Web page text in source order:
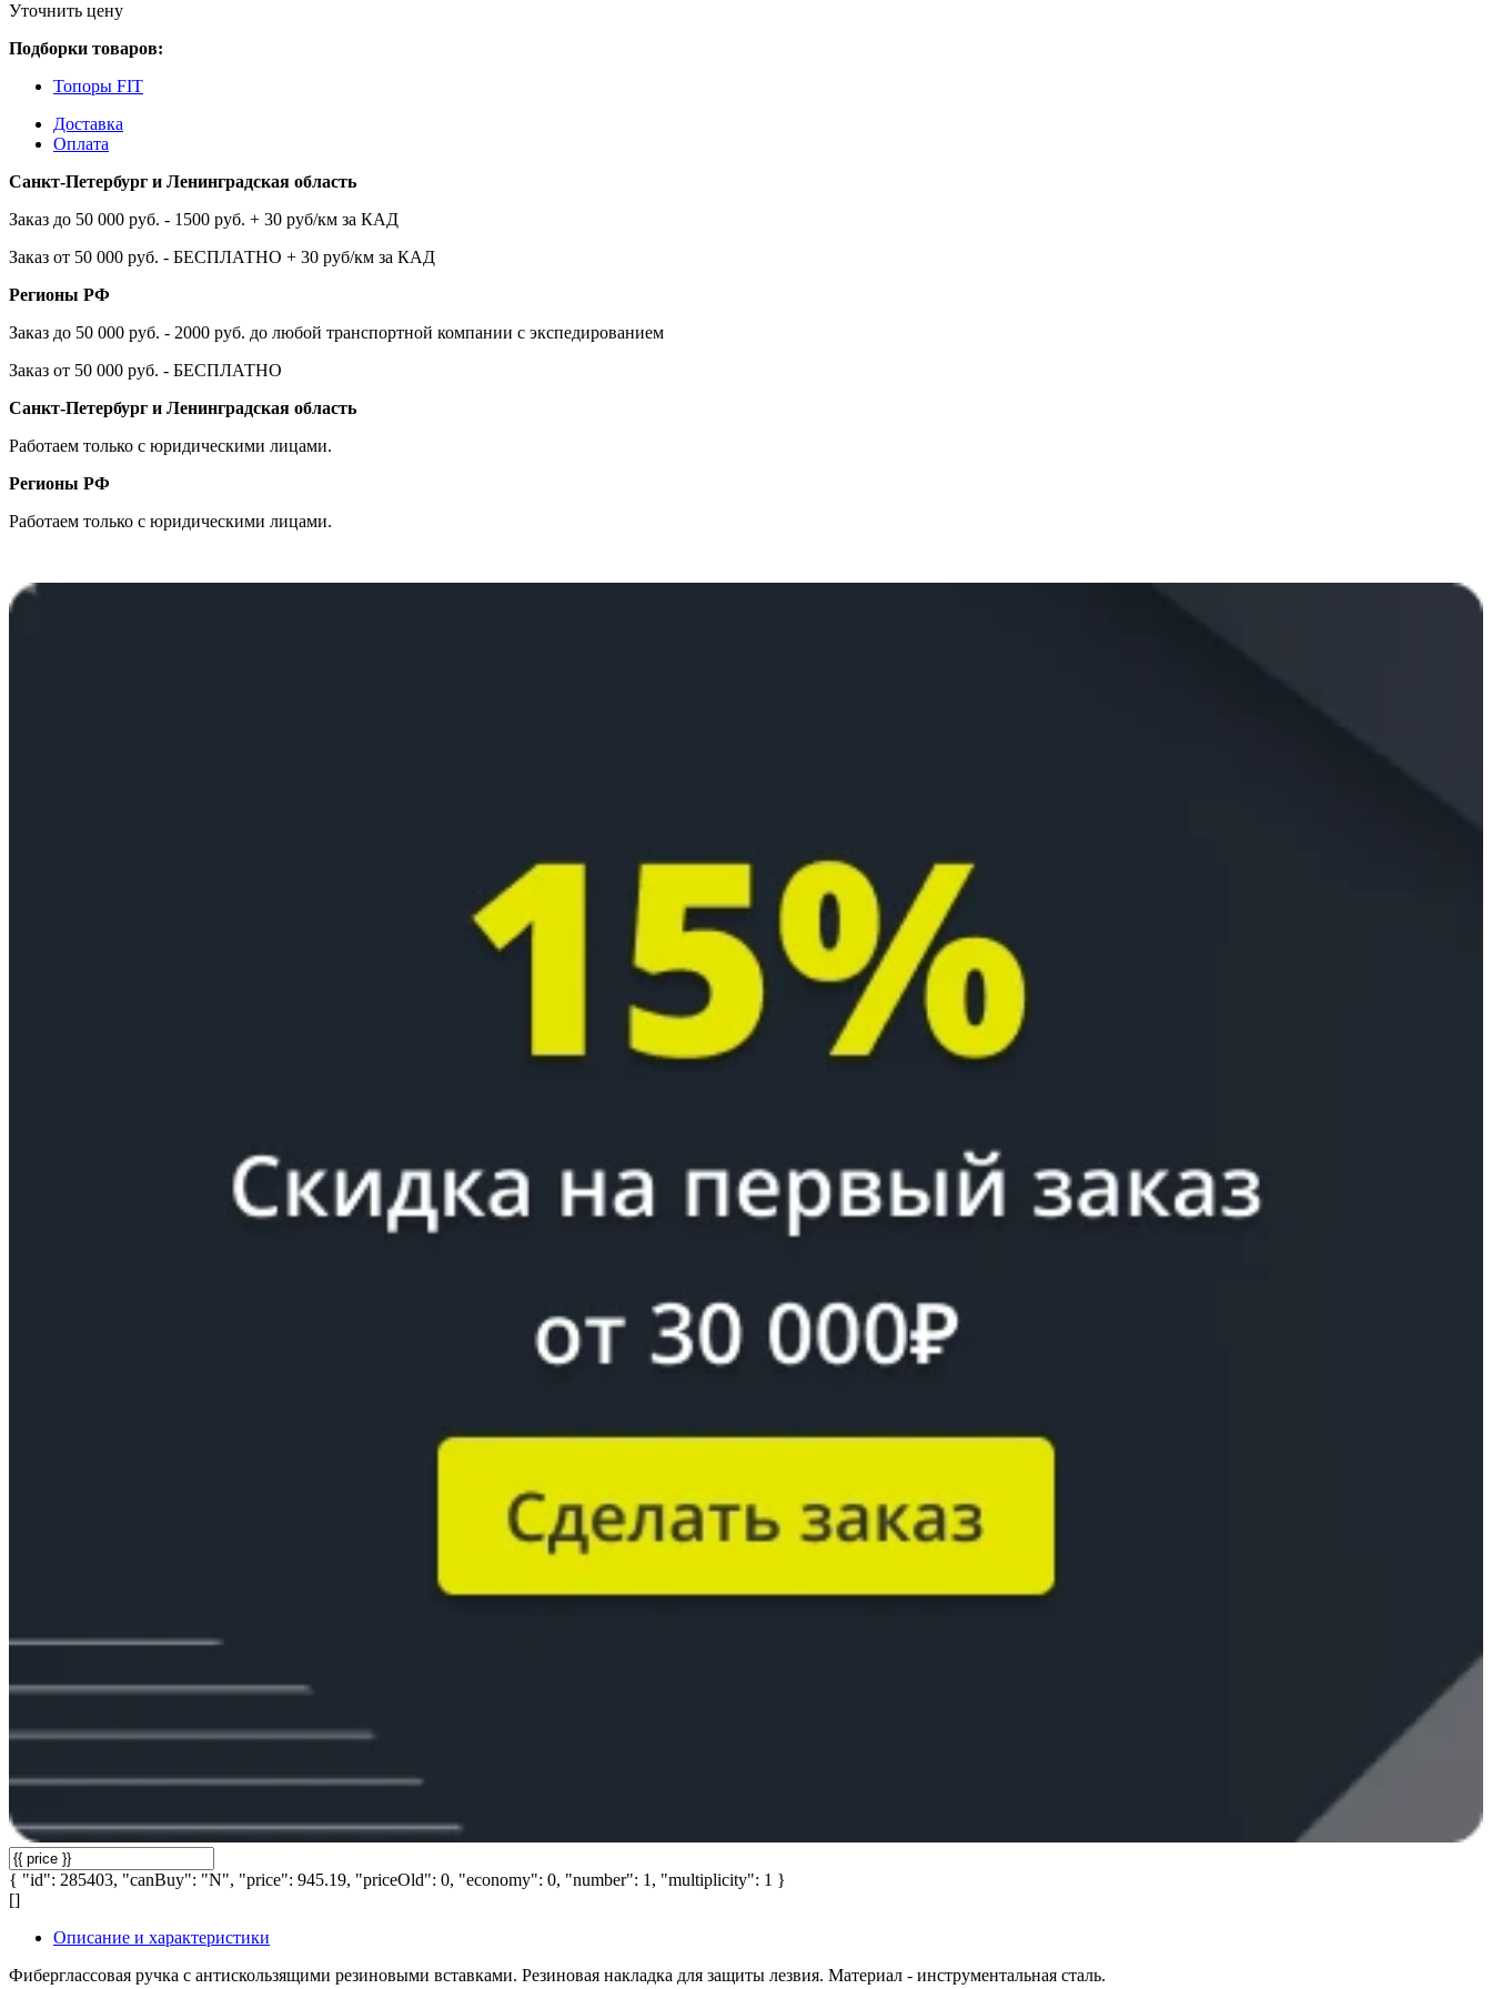
Уточнить цену
Подборки товаров:
Топоры FIT
Доставка
Оплата
Санкт-Петербург и Ленинградская область
Заказ до 50 000 руб. - 1500 руб. + 30 руб/км за КАД
Заказ от 50 000 руб. - БЕСПЛАТНО + 30 руб/км за КАД
Регионы РФ
Заказ до 50 000 руб. - 2000 руб. до любой транспортной компании с экспедированием
Заказ от 50 000 руб. - БЕСПЛАТНО
Санкт-Петербург и Ленинградская область
Работаем только с юридическими лицами.
Регионы РФ
Работаем только с юридическими лицами.
{ "id": 285403, "canBuy": "N", "price": 945.19, "priceOld": 0, "economy": 0, "number": 1, "multiplicity": 1 }
[]
Описание и характеристики
Фиберглассовая ручка с антискользящими резиновыми вставками. Резиновая накладка для защиты лезвия. Материал - инструментальная сталь.